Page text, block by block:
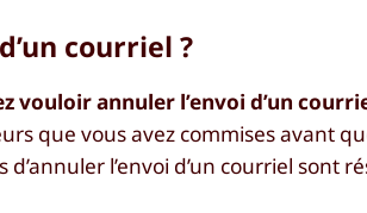
courriel ?
vouloir annuler l’envoi d’un
que vous avez commises avant
l’envoi d’un courriel sont